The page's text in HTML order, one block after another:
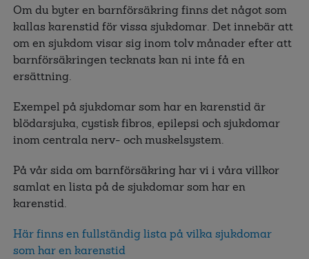
Om du byter en barnförsäkring finns det något som
kallas karenstid för vissa sjukdomar. Det innebär att
om en sjukdom visar sig inom tolv månader efter att
barnförsäkringen tecknats kan ni inte få en
ersättning.
Exempel på sjukdomar som har en karenstid är
blödarsjuka, cystisk fibros, epilepsi och sjukdomar
inom centrala nerv- och muskelsystem.
På vår sida om barnförsäkring har vi i våra villkor
samlat en lista på de sjukdomar som har en
karenstid.
Här finns en fullständig lista på vilka sjukdomar
som har en karenstid